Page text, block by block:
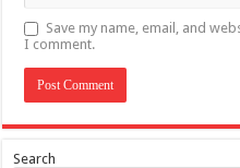
Save my name, email, and
I comment.
Search